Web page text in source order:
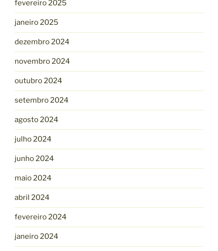
fevereiro 2025
janeiro 2025
dezembro 2024
novembro 2024
outubro 2024
setembro 2024
agosto 2024
julho 2024
junho 2024
maio 2024
abril 2024
fevereiro 2024
janeiro 2024